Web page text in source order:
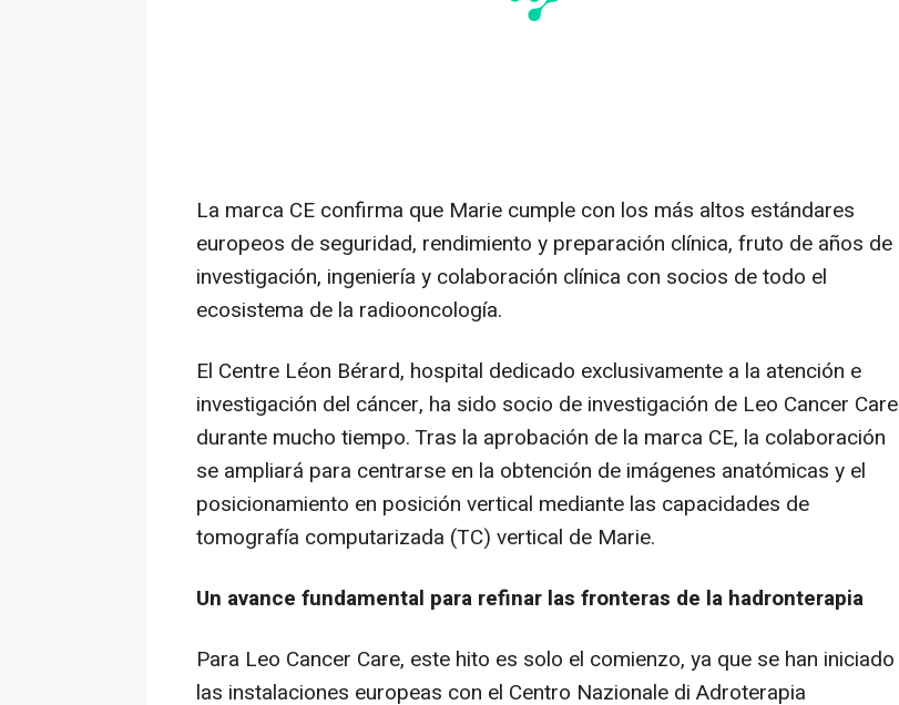
La marca CE confirma que Marie cumple con los más altos estándares
europeos de seguridad, rendimiento y preparación clínica, fruto de años de
investigación, ingeniería y colaboración clínica con socios de todo el
ecosistema de la radiooncología.
El Centre Léon Bérard, hospital dedicado exclusivamente a la atención e
investigación del cáncer, ha sido socio de investigación de Leo Cancer Care
durante mucho tiempo. Tras la aprobación de la marca CE, la colaboración
se ampliará para centrarse en la obtención de imágenes anatómicas y el
posicionamiento en posición vertical mediante las capacidades de
tomografía computarizada (TC) vertical de Marie.
Un avance fundamental para refinar las fronteras de la hadronterapia
Para Leo Cancer Care, este hito es solo el comienzo, ya que se han iniciado
las instalaciones europeas con el Centro Nazionale di Adroterapia